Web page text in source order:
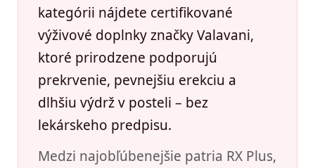
kategórii nájdete certifikované
výživové doplnky značky Valavani,
ktoré prirodzene podporujú
prekrvenie, pevnejšiu erekciu a
dlhšiu výdrž v posteli – bez
lekárskeho predpisu.
Medzi najobľúbenejšie patria RX Plus,